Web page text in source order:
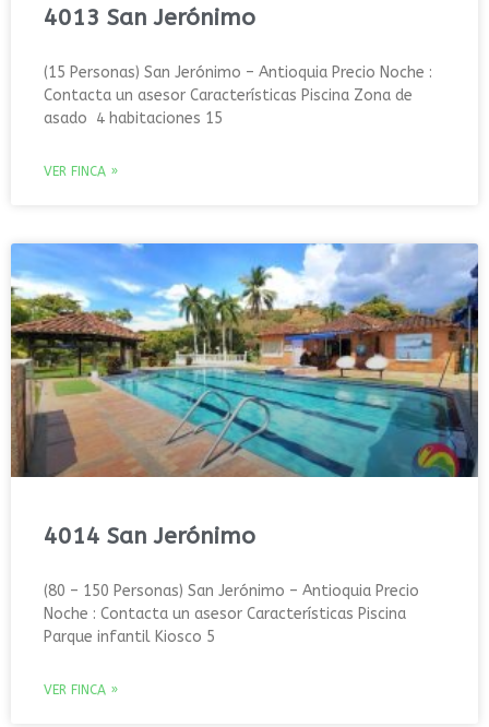
4013 San Jerónimo
(15 Personas) San Jerónimo – Antioquia Precio Noche :
Contacta un asesor Características Piscina Zona de
asado 4 habitaciones 15
VER FINCA »
4014 San Jerónimo
(80 – 150 Personas) San Jerónimo – Antioquia Precio
Noche : Contacta un asesor Características Piscina
Parque infantil Kiosco 5
VER FINCA »